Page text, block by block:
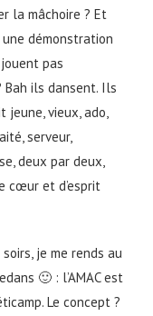
la mâchoire ? Et
démonstration
pas
Bah ils dansent. Ils
jeune, vieux, ado,
serveur,
deux par deux,
cœur et d’esprit
je me rends au
🙂 : l’AMAC est
Le concept ?